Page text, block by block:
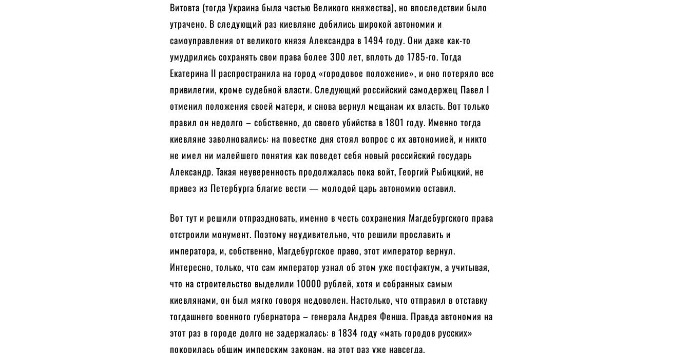
Витовта (тогда Украина была частью Великого княжества), но впоследствии было
утрачено. В следующий раз киевляне добились широкой автономии и
самоуправления от великого князя Александра в 1494 году. Они даже как-то
умудрились сохранять свои права более 300 лет, вплоть до 1785-го. Тогда
Екатерина II распространила на город «городовое положение», и оно потеряло все
привилегии, кроме судебной власти. Следующий российский самодержец Павел I
отменил положения своей матери, и снова вернул мещанам их власть. Вот только
правил он недолго – собственно, до своего убийства в 1801 году. Именно тогда
киевляне заволновались: на повестке дня стоял вопрос с их автономией, и никто
не имел ни малейшего понятия как поведет себя новый российский государь
Александр. Такая неуверенность продолжалась пока войт, Георгий Рыбицкий, не
привез из Петербурга благие вести — молодой царь автономию оставил.
Вот тут и решили отпраздновать, именно в честь сохранения Магдебургского права
отстроили монумент. Поэтому неудивительно, что решили прославить и
императора, и, собственно, Магдебургское право, этот император вернул.
Интересно, только, что сам император узнал об этом уже постфактум, а учитывая,
что на строительство выделили 10000 рублей, хотя и собранных самым
киевлянами, он был мягко говоря недоволен. Настолько, что отправил в отставку
тогдашнего военного губернатора – генерала Андрея Фенша. Правда автономия на
этот раз в городе долго не задержалась: в 1834 году «мать городов русских»
покорилась общим имперским законам, на этот раз уже навсегда.